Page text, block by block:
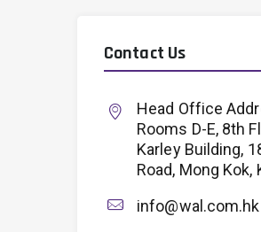
Contact Us
Head Office
Rooms D-E, 8th
Karley Building,
Road, Mong Kok,
info@wal.com.hk